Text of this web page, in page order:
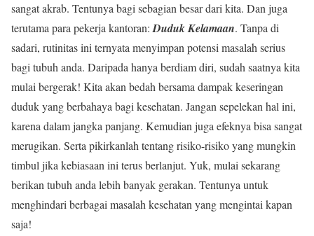
sangat akrab. Tentunya bagi sebagian besar dari kita. Dan juga
terutama para pekerja kantoran: Duduk Kelamaan. Tanpa di
sadari, rutinitas ini ternyata menyimpan potensi masalah serius
bagi tubuh anda. Daripada hanya berdiam diri, sudah saatnya kita
mulai bergerak! Kita akan bedah bersama dampak keseringan
duduk yang berbahaya bagi kesehatan. Jangan sepelekan hal ini,
karena dalam jangka panjang. Kemudian juga efeknya bisa sangat
merugikan. Serta pikirkanlah tentang risiko-risiko yang mungkin
timbul jika kebiasaan ini terus berlanjut. Yuk, mulai sekarang
berikan tubuh anda lebih banyak gerakan. Tentunya untuk
menghindari berbagai masalah kesehatan yang mengintai kapan
saja!